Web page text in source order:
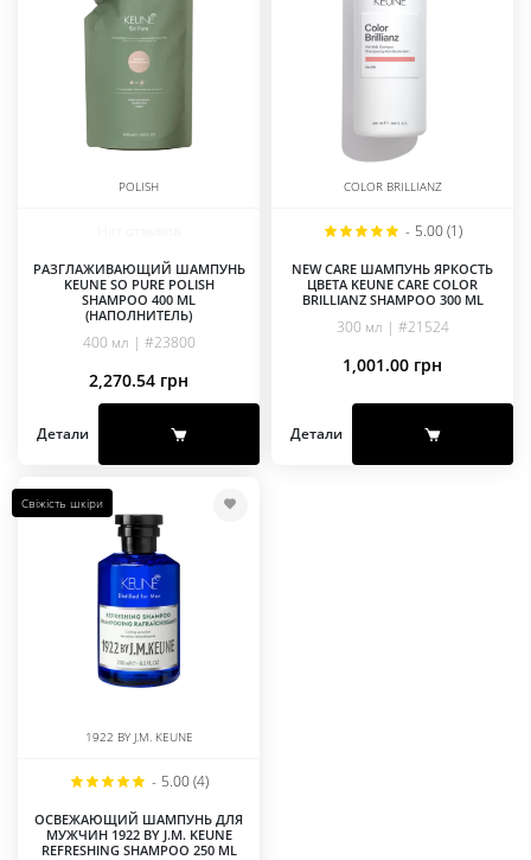
POLISH
РАЗГЛАЖИВАЮЩИЙ ШАМПУНЬ
KEUNE SO PURE POLISH
SHAMPOO 400 ML
(НАПОЛНИТЕЛЬ)
400 мл | #23800
2,270.54 грн
Детали
COLOR BRILLIANZ
- 5.00 (1)
NEW CARE ШАМПУНЬ ЯРКОСТЬ
ЦВЕТА KEUNE CARE COLOR
BRILLIANZ SHAMPOO 300 ML
300 мл | #21524
1,001.00 грн
Детали
Свіжість шкіри
1922 BY J.M. KEUNE
- 5.00 (4)
ОСВЕЖАЮЩИЙ ШАМПУНЬ ДЛЯ
МУЖЧИН 1922 BY J.M. KEUNE
REFRESHING SHAMPOO 250 ML